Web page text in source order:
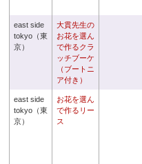
east side
tokyo（東
京）
大貫先生の
お花を選ん
で作るクラ
ッチブーケ
（ブートニ
ア付き）
east side
tokyo（東
京）
お花を選ん
で作るリー
ス